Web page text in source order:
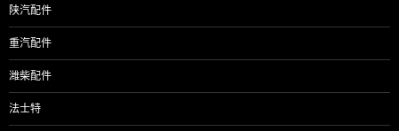
陕汽配件
重汽配件
潍柴配件
法士特